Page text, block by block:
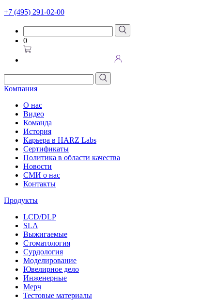
+7 (495) 291-02-00
0
Компания
О нас
Видео
Команда
История
Карьера в HARZ Labs
Сертификаты
Политика в области качества
Новости
СМИ о нас
Контакты
Продукты
LCD/DLP
SLA
Выжигаемые
Стоматология
Сурдология
Моделирование
Ювелирное дело
Инженерные
Мерч
Тестовые материалы